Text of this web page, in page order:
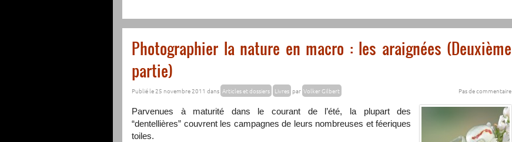
Photographier la nature en macro : les araignées (Deuxième
partie)
Publié le 25 novembre 2011 dans Articles et dossiers Livres par Volker Gilbert Pas de commentaire
Parvenues à maturité dans le courant de l’été, la plupart des
“dentellières” couvrent les campagnes de leurs nombreuses et féeriques
toiles.